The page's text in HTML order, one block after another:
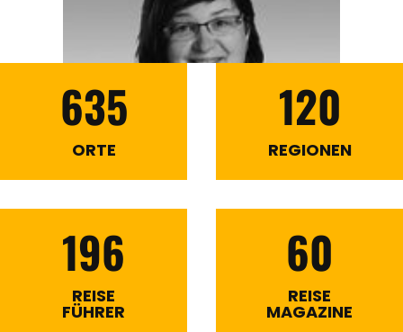
635
ORTE
120
REGIONEN
196
REISE
FÜHRER
60
REISE
MAGAZINE